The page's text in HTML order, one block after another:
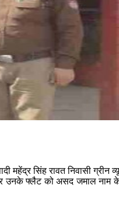
सिंह रावत निवासी ग्रीन व्यू
उनके फ्लैट को असद जमाल नाम